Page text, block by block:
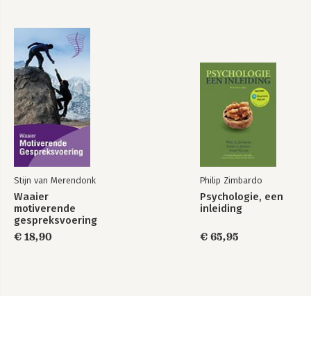
Stijn van Merendonk
Waaier
motiverende
gespreksvoering
€ 18,90
Philip Zimbardo
Psychologie, een
inleiding
€ 65,95